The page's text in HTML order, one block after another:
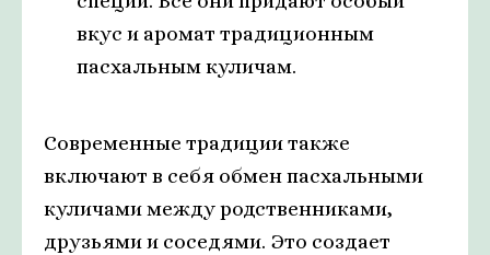
вкус и аромат традиционным
пасхальным куличам.
Современные традиции также
включают в себя обмен пасхальными
куличами между родственниками,
друзьями и соседями. Это создает